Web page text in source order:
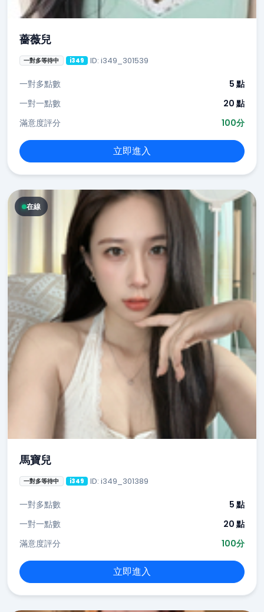
薔薇兒
一對多等待中 i349 ID: i349_301539
一對多點數
5 點
一對一點數
20 點
滿意度評分
100分
立即進入
在線
馬寶兒
一對多等待中 i349 ID: i349_301389
一對多點數
5 點
一對一點數
20 點
滿意度評分
100分
立即進入